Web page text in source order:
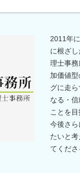
2011年
に根ざ
理士事
加価値
グに走
なる・
ことを目
今後さ
たいと
てくだ